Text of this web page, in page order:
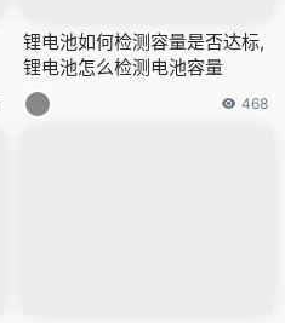
锂电池如何检测容量是否达标,
锂电池怎么检测电池容量
468